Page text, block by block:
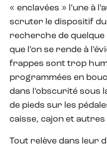
« enclavées » l’une à
scruter le dispositif
recherche de quelque
que l’on se rende à
frappes sont trop
programmées en
dans l’obscurité sous
de pieds sur les
caisse, cajon et autres
Tout relève dans leur